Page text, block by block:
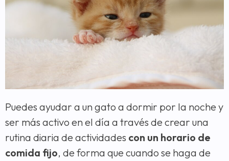
Puedes ayudar a un gato a dormir por la noche y
ser más activo en el día a través de crear una
rutina diaria de actividades con un horario de
comida fijo, de forma que cuando se haga de